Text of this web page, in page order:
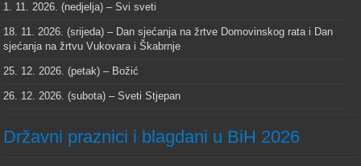
1. 11. 2026. (nedjelja) – Svi sveti
18. 11. 2026. (srijeda) – Dan sjećanja na žrtve Domovinskog rata i Dan
sjećanja na žrtvu Vukovara i Škabrnje
25. 12. 2026. (petak) – Božić
26. 12. 2026. (subota) – Sveti Stjepan
Državni praznici i blagdani u BiH 2026